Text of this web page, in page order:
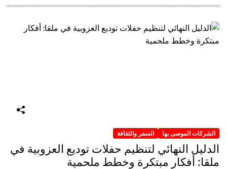
الشركات الموصى بها السفر والثقافة
الدليل النهائي لتنظيم حفلات توديع العزوبية في
ملقا: أفكار مبتكرة وخطط ملحمية